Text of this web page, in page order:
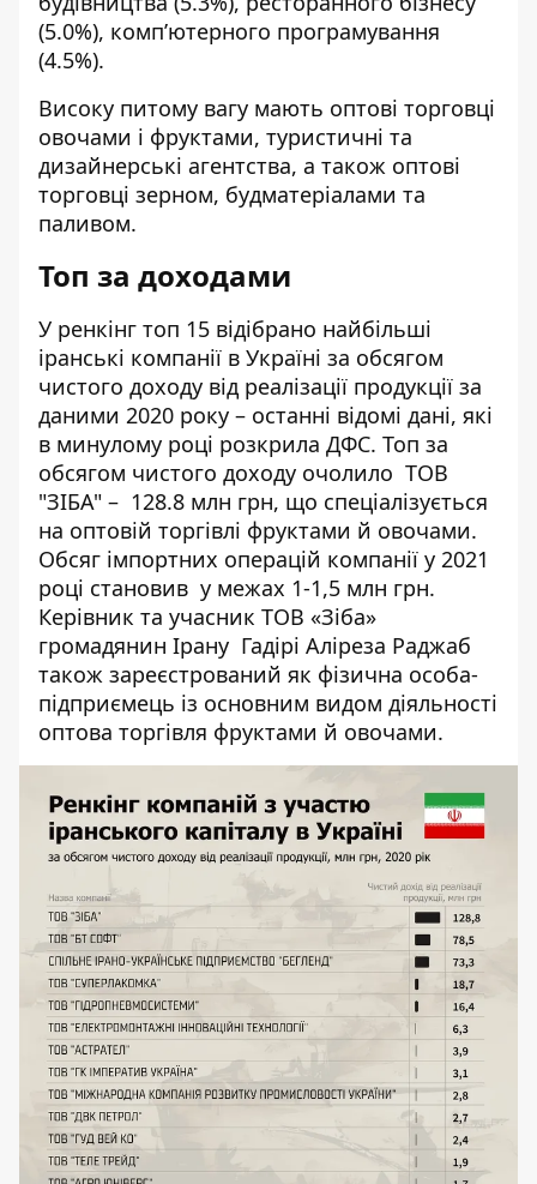
(5.0%), комп’ютерного програмування
(4.5%).
Високу питому вагу мають оптові торговці
овочами і фруктами, туристичні та
дизайнерські агентства, а також оптові
торговці зерном, будматеріалами та
паливом.
Топ за доходами
У ренкінг топ 15 відібрано найбільші
іранські компанії в Україні за обсягом
чистого доходу від реалізації продукції за
даними 2020 року – останні відомі дані, які
в минулому році розкрила ДФС. Топ за
обсягом чистого доходу очолило ТОВ
"ЗІБА" – 128.8 млн грн, що спеціалізується
на оптовій торгівлі фруктами й овочами.
Обсяг імпортних операцій компанії у 2021
році становив у межах 1-1,5 млн грн.
Керівник та учасник ТОВ «Зіба»
громадянин Ірану Гадірі Аліреза Раджаб
також зареєстрований як фізична особа-
підприємець із основним видом діяльності
оптова торгівля фруктами й овочами.